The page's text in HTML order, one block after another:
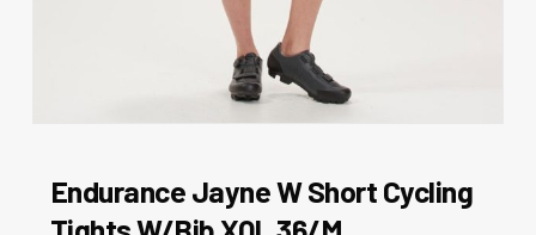
Endurance Jayne W Short Cycling